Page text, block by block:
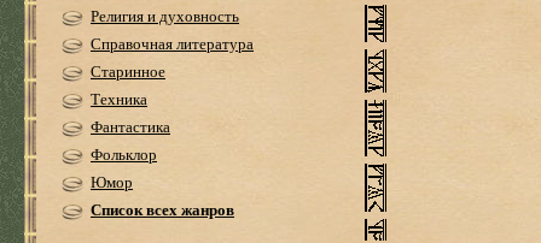
Религия и духовность
Справочная литература
Старинное
Техника
Фантастика
Фольклор
Юмор
Список всех жанров